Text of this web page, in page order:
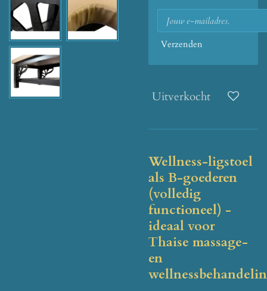
Verzenden
Uitverkocht
Wellness-ligstoel
als B-goederen
(volledig
functioneel) -
ideaal voor
Thaise massage-
en